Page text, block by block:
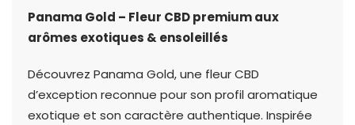
Panama Gold – Fleur CBD premium aux
arômes exotiques & ensoleillés
Découvrez Panama Gold, une fleur CBD
d’exception reconnue pour son profil aromatique
exotique et son caractère authentique. Inspirée